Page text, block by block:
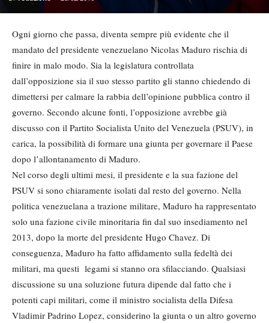
Ogni giorno che passa, diventa sempre più evidente che il
mandato del presidente venezuelano Nicolas Maduro rischia di
finire in malo modo. Sia la legislatura controllata
dall’opposizione sia il suo stesso partito gli stanno chiedendo di
dimettersi per calmare la rabbia dell’opinione pubblica contro il
governo. Secondo alcune fonti, l’opposizione avrebbe già
discusso con il Partito Socialista Unito del Venezuela (PSUV), in
carica, la possibilità di formare una giunta per governare il Paese
dopo l’allontanamento di Maduro.
Nel corso degli ultimi mesi, il presidente e la sua fazione del
PSUV si sono chiaramente isolati dal resto del governo. Nella
politica venezuelana a trazione militare, Maduro ha rappresentato
solo una fazione civile minoritaria fin dal suo insediamento nel
2013, dopo la morte del presidente Hugo Chavez. Di
conseguenza, Maduro ha fatto affidamento sulla fedeltà dei
militari, ma questi legami si stanno ora sfilacciando. Qualsiasi
discussione su una soluzione futura dipende dal fatto che i
potenti capi militari, come il ministro socialista della Difesa
Vladimir Padrino Lopez, considerino la giunta o un altro governo